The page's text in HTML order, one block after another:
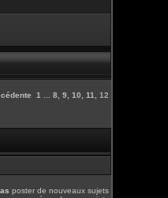
1 8 9 10 11 12
poster de nouveaux sujets